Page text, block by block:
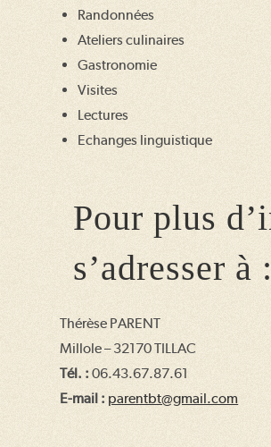
Randonnées
Ateliers culinaires
Gastronomie
Visites
Lectures
Echanges linguistique
Pour plus
s’adresser à :
Thérèse PARENT
Millole – 32170 TILLAC
Tél. :06.43.67.87.61
E-mail : parentbt@gmail.com